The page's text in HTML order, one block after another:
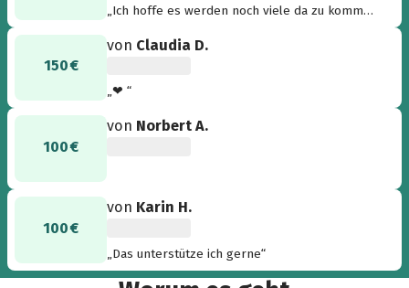
„Ich hoffe es werden noch viele da zu kommen
150 €
von Claudia D.
„❤ “
100 €
von Norbert A.
100 €
von Karin H.
„Das unterstütze ich gerne“